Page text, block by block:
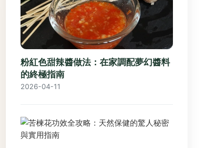
粉紅色甜辣醬做法：在家調配夢幻醬料
的終極指南
2026-04-11